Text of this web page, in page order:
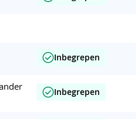
Inbegrepen
Inbegrepen